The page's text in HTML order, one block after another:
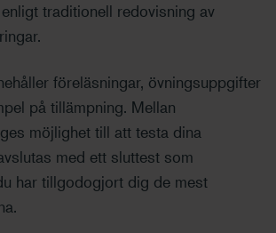
traditionell redovisning av
föreläsningar, övningsuppgifter
på tillämpning. Mellan
möjlighet till att testa dina
med ett sluttest som
har tillgodogjort dig de mest